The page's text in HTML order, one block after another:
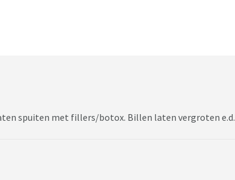
spuiten met fillers/botox. Billen laten vergroten e.d.